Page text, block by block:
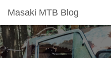
Masaki MTB Blog